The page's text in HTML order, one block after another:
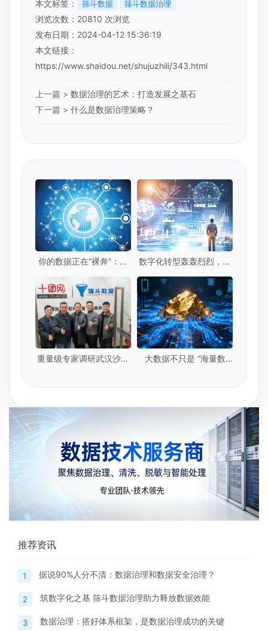
本文标签： 筛斗数据 筛斗数据治理
浏览次数： 20810 次浏览
发布日期：2024-04-12 15:36:19
本文链接：
https://www.shaidou.net/shujuzhili/343.html
上一篇 > 数据治理的艺术：打造发展之基石
下一篇 > 什么是数据治理策略？
你的数据正在“裸奔”：那
藏在一次寻常的转发里
数字化转型轰轰烈烈，但
个陷阱
重量级专家调研武汉沙淘
大数据不只是 “海量数
推荐资讯
1 据说90%人分不清：数据治理和数据安全治理？
2 筑数字化之基 筛斗数据治理助力释放数据效能
3 数据治理：搭好体系框架，是数据治理成功的关键